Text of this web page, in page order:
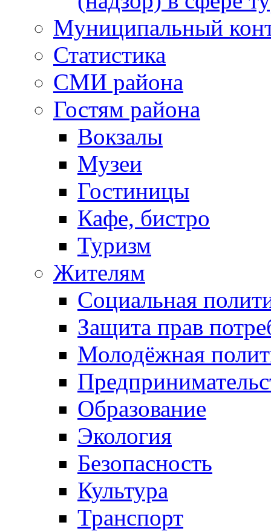
Муниципальный
Статистика
СМИ района
Гостям района
Вокзалы
Музеи
Гостиницы
Кафе, бистро
Туризм
Жителям
Социальная
Защита прав
Молодёжная
Образование
Экология
Безопасность
Культура
Транспорт